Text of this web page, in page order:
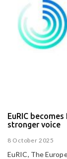
EuRIC
stronger voice
8 October 2025
EuRIC, The